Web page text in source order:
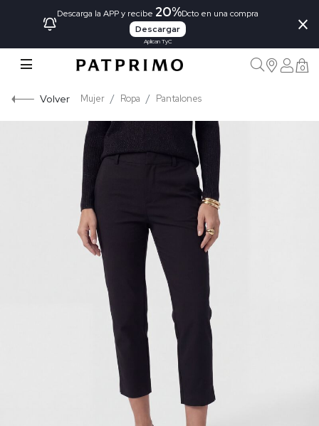
Descarga la APP y recibe 20%Dcto en una compra
Descargar
Aplican TyC
×
0
Volver Mujer Ropa Pantalones